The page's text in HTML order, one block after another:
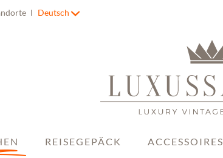
Deutsch
REISEGEPÄCK ACCESSOIRES